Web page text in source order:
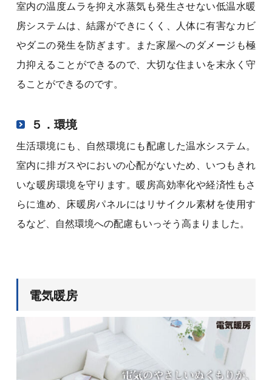
室内の温度ムラを抑え水蒸気も発生させない低温水暖
房システムは、結露ができにくく、人体に有害なカビ
やダニの発生を防ぎます。また家屋へのダメージも極
力抑えることができるので、大切な住まいを末永く守
ることができるのです。
５．環境
生活環境にも、自然環境にも配慮した温水システム。
室内に排ガスやにおいの心配がないため、いつもきれ
いな暖房環境を守ります。暖房高効率化や経済性もさ
らに進め、床暖房パネルにはリサイクル素材を使用す
るなど、自然環境への配慮もいっそう高まりました。
電気暖房